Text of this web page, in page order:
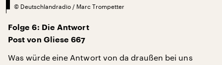
© Deutschlandradio / Marc Trompetter
Folge 6: Die Antwort
Post von Gliese 667
Was würde eine Antwort von da draußen bei uns